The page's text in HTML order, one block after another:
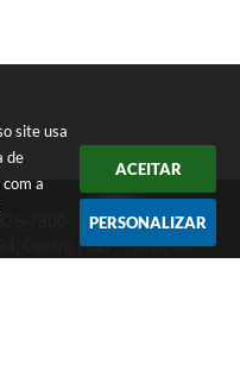
site usa
de
a
ACEITAR
PERSONALIZAR
7800
Centro | CEP: 13280-091